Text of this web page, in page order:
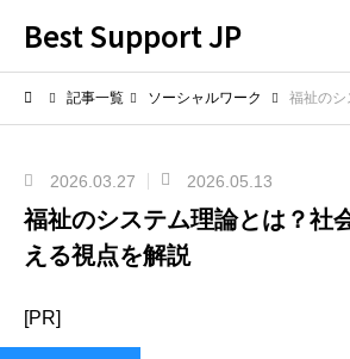
Best Support JP
記事一覧 ソーシャルワーク 福祉のシステム
2026.03.27 2026.05.13
福祉のシステム理論とは？社
える視点を解説
[PR]